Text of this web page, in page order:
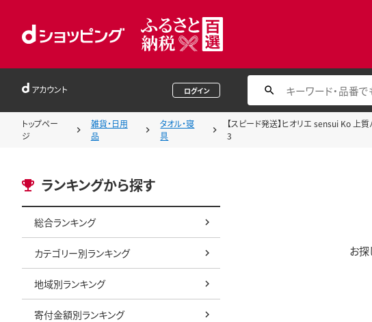
アカウント ログイン
トップペー
ジ
雑貨・日用
品
タオル・寝
具
【スピード発送】ヒオリエ sensui Ko 上
3
ランキングから探す
総合ランキング
カテゴリー別ランキング
地域別ランキング
寄付金額別ランキング
お探